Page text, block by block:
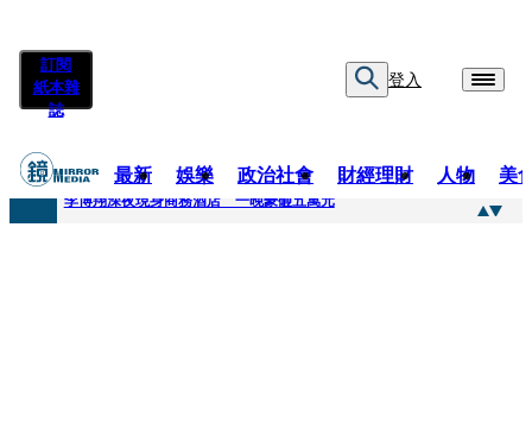
訂閱
紙本雜
誌
登入
最新 娛樂 政治社會 財經理財 人物 美
快訊
李博翔深夜現身商務酒店 一晚豪砸五萬元